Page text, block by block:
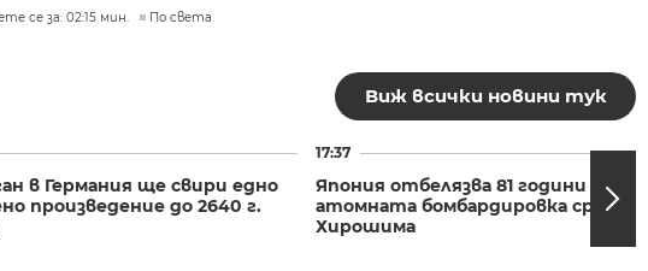
се за: 02:15 мин. По света
Виж всички новини тук
в Германия ще свири едно
произведение до 2640 г.
17:37
Япония отбелязва 81 години от
атомната бомбардировка срещу
Хирошима